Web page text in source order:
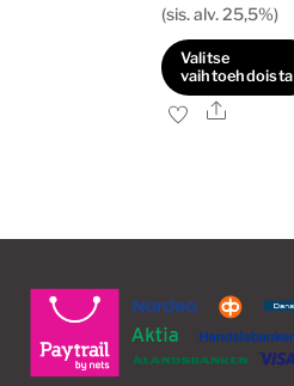
(sis. alv. 25,5%)
Valitse
vaihtoehdoista
Tällä
muunnelma.
tehdä
valinnat
tuotteen
Ale